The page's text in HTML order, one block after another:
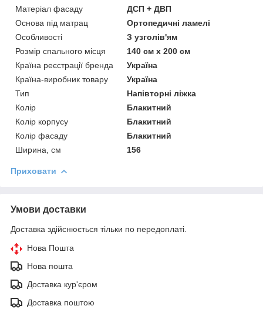
Матеріал фасаду
ДСП + ДВП
Основа під матрац
Ортопедичні ламелі
Особливості
З узголів'ям
Розмір спального місця
140 см х 200 см
Країна реєстрації бренда
Україна
Країна-виробник товару
Україна
Тип
Напівторні ліжка
Колір
Блакитний
Колір корпусу
Блакитний
Колір фасаду
Блакитний
Ширина, см
156
Приховати
Умови доставки
Доставка здійснюється тільки по передоплаті.
Нова Пошта
Нова пошта
Доставка кур'єром
Доставка поштою